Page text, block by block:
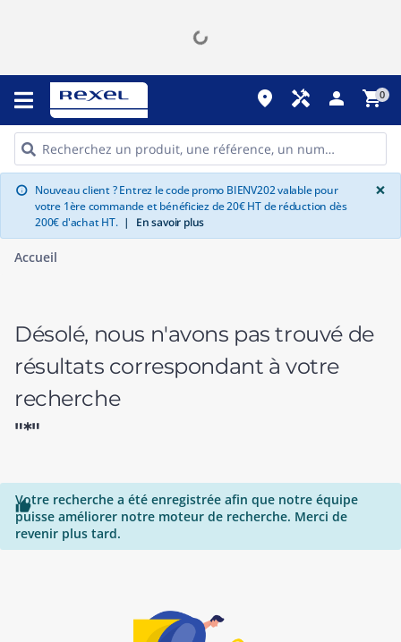
place handyman person shopping_cart0
info Nouveau client ? Entrez le code promo BIENV202 valable pour
votre 1ère commande et bénéficiez de 20€ HT de réduction dès
200€ d'achat HT. | En savoir plus
×
Accueil
Désolé, nous n'avons pas trouvé de
résultats correspondant à votre
recherche
"*"

Votre recherche a été enregistrée afin que notre équipe
puisse améliorer notre moteur de recherche. Merci de
revenir plus tard.